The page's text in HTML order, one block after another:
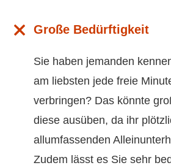
Große Bedürftigkeit
Sie haben jemanden
am liebsten jede freie
verbringen? Das könnte
diese ausüben, da ihr
allumfassenden
Zudem lässt es Sie sehr